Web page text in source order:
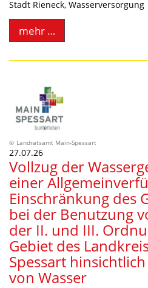
Stadt Rieneck, Wasserversorgung
mehr …
Landratsamt Main-Spessart
27.07.26
Vollzug der
einer
Einschränkung des
bei der Benutzung
der II. und III.
Gebiet des
Spessart
von Wasser